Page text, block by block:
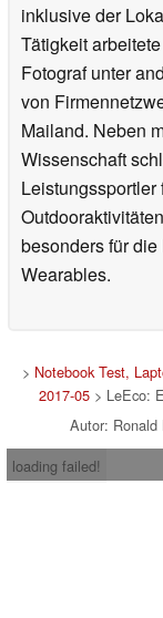
inklusive der
Tätigkeit
Fotograf unter
von
Mailand. Neben
Wissenschaft
besonders für
Wearables.
> Notebook Test,
2017-05> LeEco:
Autor: Ronald
loading failed!